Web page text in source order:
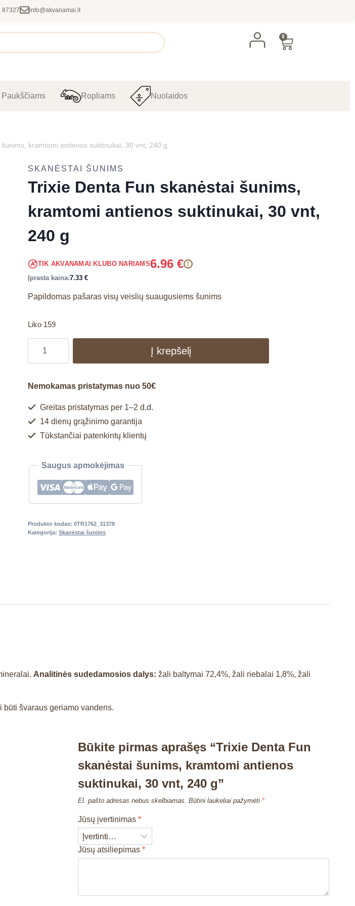
87327 info@akvanamai.lt
0
Paukščiams Ropliams Nuolaidos
kramtomi antienos suktinukai, 30 vnt, 240 g
SKANĖSTAI ŠUNIMS
Trixie Denta Fun skanėstai šunims,
kramtomi antienos suktinukai, 30 vnt,
240 g
TIK AKVANAMAI KLUBO NARIAMS6.96 € !
Įprasta kaina:7.33 €
Papildomas pašaras visų veislių suaugusiems šunims
Liko 159
Į krepšelį
Nemokamas pristatymas nuo 50€
Greitas pristatymas per 1–2 d.d.
14 dienų grąžinimo garantija
Tūkstančiai patenkintų klientų
Saugus apmokėjimas
Produkto kodas: 0TR1762_31378
Kategorija: Skanėstai šunims
Analitinės sudedamosios dalys: žali baltymai 72,4%, žali riebalai 1,8%, žali
švaraus geriamo vandens.
Būkite pirmas aprašęs “Trixie Denta Fun
skanėstai šunims, kramtomi antienos
suktinukai, 30 vnt, 240 g”
El. pašto adresas nebus skelbiamas. Būtini laukeliai pažymėti *
Jūsų įvertinimas*
Jūsų atsiliepimas*